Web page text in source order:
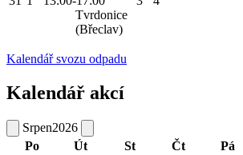
Tvrdonice
(Břeclav)
Kalendář svozu odpadu
Kalendář akcí
Srpen2026
Po
Út St Čt Pá